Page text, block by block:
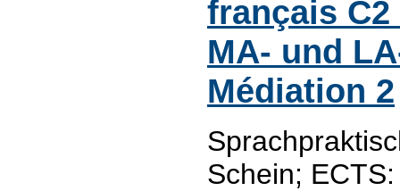
français C2
MA- und
Médiation 2
Schein;